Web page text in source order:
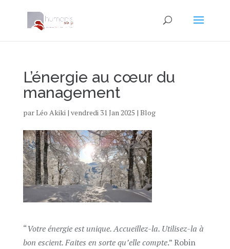
L’énergie au cœur du
management
parLéo Akiki| vendredi 31 Jan 2025 | Blog
“Votre énergie est unique. Accueillez-la. Utilisez-la à
bon escient. Faites en sorte qu’elle compte.” Robin